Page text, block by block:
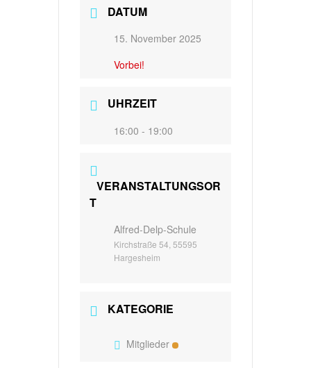
DATUM
15. November 2025
Vorbei!
UHRZEIT
16:00 - 19:00
VERANSTALTUNGSOR
T
Alfred-Delp-Schule
Kirchstraße 54, 55595
Hargesheim
KATEGORIE
Mitglieder